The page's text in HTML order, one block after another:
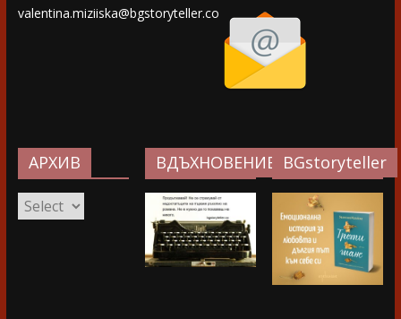
valentina.miziiska@bgstoryteller.co
АРХИВ
АРХИВ
ВДЪХНОВЕНИЕ…BGstoryteller